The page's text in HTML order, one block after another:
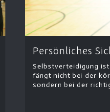
Persönliches
Selbstverteidigung
fängt nicht bei der
sondern bei der